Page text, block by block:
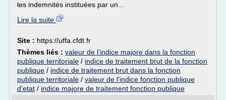
les indemnités instituées par un...
Lire la suite
Site : https://uffa.cfdt.fr
Thèmes liés : valeur de l'indice majore dans la fonction
publique territoriale / indice de traitement brut de la fonction
publique / indice de traitement brut dans la fonction
publique territoriale / valeur de l'indice fonction publique
d'etat / indice majore de traitement fonction publique